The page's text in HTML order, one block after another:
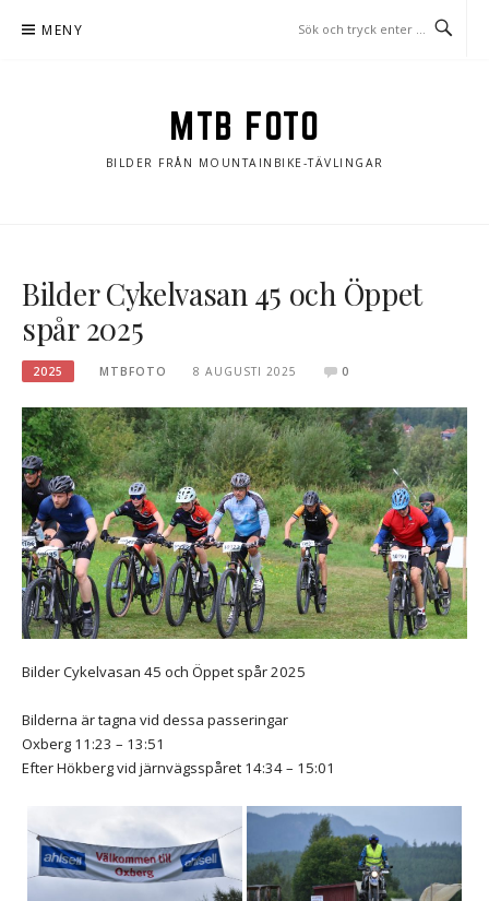
MENY
MTB FOTO
BILDER FRÅN MOUNTAINBIKE-TÄVLINGAR
Bilder Cykelvasan 45 och Öppet
spår 2025
2025 MTBFOTO 8 AUGUSTI 2025 0
Bilder Cykelvasan 45 och Öppet spår 2025
Bilderna är tagna vid dessa passeringar
Oxberg 11:23 – 13:51
Efter Hökberg vid järnvägsspåret 14:34 – 15:01